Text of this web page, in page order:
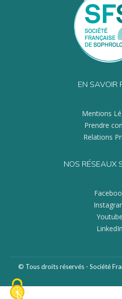
EN SAVOIR
Mentions
Prendre
Relations
NOS RÉSEAUX
Youtube
LinkedIn
© Tous droits réservés - Société